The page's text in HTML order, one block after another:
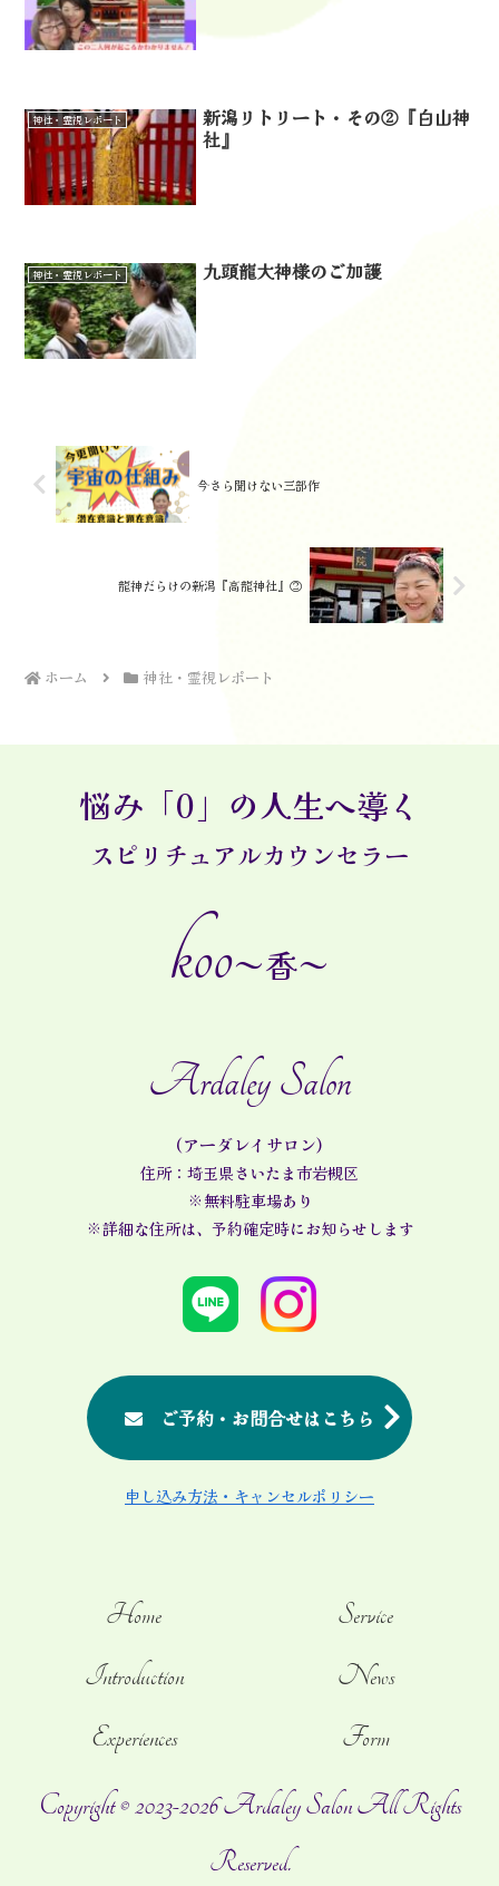
神社・霊視レポート
新潟リトリート・その②『白山神
社』
神社・霊視レポート 九頭龍大神様のご加護
今さら聞けない三部作
龍神だらけの新潟『高龍神社』②
ホーム 神社・霊視レポート
悩み「0」の人生へ導く
スピリチュアルカウンセラー
koo～香～
Ardaley Salon
(アーダレイサロン)
住所：埼玉県さいたま市岩槻区
※無料駐車場あり
※詳細な住所は、予約確定時にお知らせします
ご予約・お問合せはこちら
申し込み方法・キャンセルポリシー
Home
Service
Introduction
News
Experiences
Form
Copyright © 2023-2026 Ardaley Salon All Rights
Reserved.